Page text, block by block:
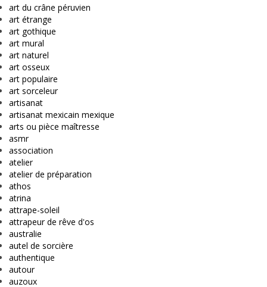
art du crâne péruvien
art étrange
art gothique
art mural
art naturel
art osseux
art populaire
art sorceleur
artisanat
artisanat mexicain mexique
arts ou pièce maîtresse
asmr
association
atelier
atelier de préparation
athos
atrina
attrape-soleil
attrapeur de rêve d'os
australie
autel de sorcière
authentique
autour
auzoux